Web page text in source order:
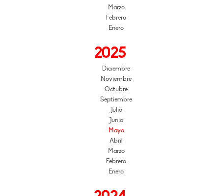
Marzo
Febrero
Enero
2025
Diciembre
Noviembre
Octubre
Septiembre
Julio
Junio
Mayo
Abril
Marzo
Febrero
Enero